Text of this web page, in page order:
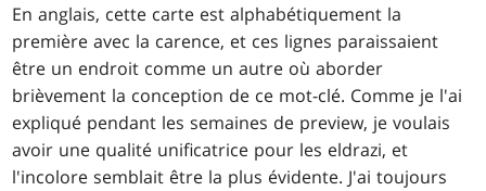
En anglais, cette carte est alphabétiquement la
première avec la carence, et ces lignes paraissaient
être un endroit comme un autre où aborder
brièvement la conception de ce mot-clé. Comme je l'ai
expliqué pendant les semaines de preview, je voulais
avoir une qualité unificatrice pour les eldrazi, et
l'incolore semblait être la plus évidente. J'ai toujours